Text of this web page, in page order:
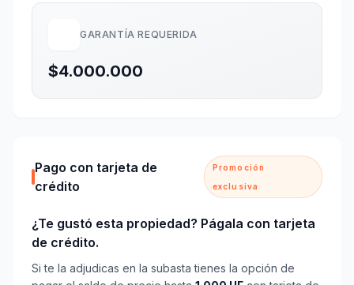
GARANTÍA REQUERIDA
$4.000.000
Pago con tarjeta de
crédito
Promoción
exclusiva
¿Te gustó esta propiedad? Págala con tarjeta
de crédito.
Si te la adjudicas en la subasta tienes la opción de